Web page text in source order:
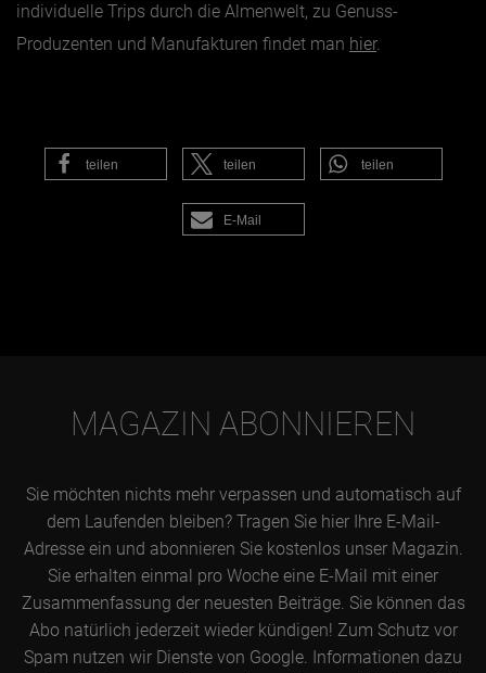
individuelle Trips durch die Almenwelt, zu Genuss-
Produzenten und Manufakturen findet man hier.
teilen teilen teilen
E-Mail
MAGAZIN ABONNIEREN
Sie möchten nichts mehr verpassen und automatisch auf
dem Laufenden bleiben? Tragen Sie hier Ihre E-Mail-
Adresse ein und abonnieren Sie kostenlos unser Magazin.
Sie erhalten einmal pro Woche eine E-Mail mit einer
Zusammenfassung der neuesten Beiträge. Sie können das
Abo natürlich jederzeit wieder kündigen! Zum Schutz vor
Spam nutzen wir Dienste von Google. Informationen dazu